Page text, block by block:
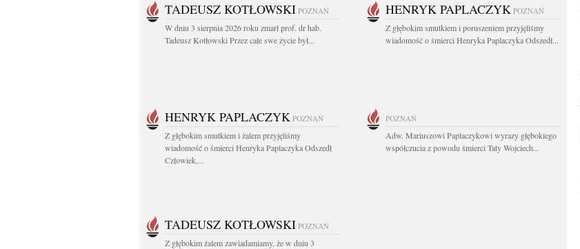
TADEUSZ KOTŁOWSKI POZNAŃ
W dniu 3 sierpnia 2026 roku zmarł prof. dr hab.
Tadeusz Kotłowski Przez całe swe życie był...
HENRYK PAPLACZYK POZNAŃ
Z głębokim smutkiem i poruszeniem przyjęliśmy
wiadomość o śmierci Henryka Paplaczyka Odszedł...
HENRYK PAPLACZYK POZNAŃ
Z głębokim smutkiem i żalem przyjęliśmy
wiadomość o śmierci Henryka Paplaczyka Odszedł
Człowiek,...
POZNAŃ
Adw. Mariuszowi Paplaczykowi wyrazy głębokiego
współczucia z powodu śmierci Taty Wojciech...
TADEUSZ KOTŁOWSKI POZNAŃ
Z głębokim żalem zawiadamiamy, że w dniu 3